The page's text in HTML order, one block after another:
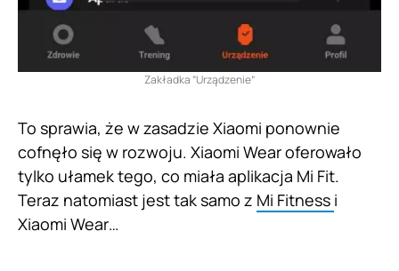
Zakładka “Urządzenie”
To sprawia, że w zasadzie Xiaomi ponownie
cofnęło się w rozwoju. Xiaomi Wear oferowało
tylko ułamek tego, co miała aplikacja Mi Fit.
Teraz natomiast jest tak samo z Mi Fitness i
Xiaomi Wear…